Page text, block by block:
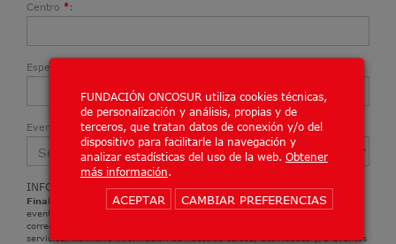
FUNDACIÓN ONCOSUR utiliza cookies técnicas,
de personalización y análisis, propias y de
terceros, que tratan datos de conexión y/o del
dispositivo para facilitarle la navegación y
analizar estadísticas del uso de la web. Obtener
más información
ACEPTAR CAMBIAR PREFERENCIAS
Centro *:
Especialidad / Puesto
Evento
INFORMACIÓN PROTECCIÓN DE DATOS DE ONCOSUR
Finalidades:
Tramitar y gestionar la inscripción y/o reserva de plaza y el
evento formativo/formación. Envío de una encuesta de satisfacción a su
correo electrónico al finalizar la formación para valorar y mejorar nuestros
servicios. Remitirle información de nuestros cursos, actividades y/o eventos